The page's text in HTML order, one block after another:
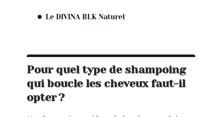
Le DIVINA BLK Naturel
Pour quel type de shampoing
qui boucle les cheveux faut-il
opter ?